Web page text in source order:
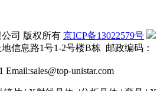
司 版权所有 京ICP备13022579号
信息路1号1-2号楼B栋 邮政编码：
unistar.com